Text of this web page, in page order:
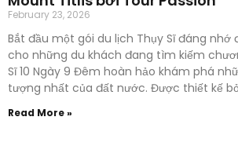
February 23, 2026
Bắt đầu một gói du lịch Thụy Sĩ đáng nhớ
cho những du khách đang tìm kiếm
Sĩ 10 Ngày 9 Đêm hoàn hảo khám phá
tượng nhất của đất nước. Được thiết kế
Read More »